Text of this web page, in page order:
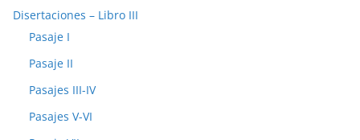
Disertaciones – Libro III
Pasaje I
Pasaje II
Pasajes III-IV
Pasajes V-VI